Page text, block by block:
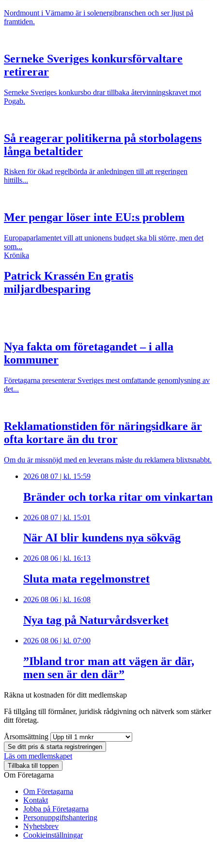
Nordmount i Värnamo är i solenergibranschen och ser ljust på
framtiden.
Serneke Sveriges konkursförvaltare
retirerar
Serneke Sveriges konkursbo drar tillbaka återvinningskravet mot
Pogab.
Så reagerar politikerna på storbolagens
långa betaltider
Risken för ökad regelbörda är anledningen till att regeringen
hittills...
Mer pengar löser inte EU:s problem
Europaparlamentet vill att unionens budget ska bli större, men det
som...
Krönika
Patrick Krassén En gratis
miljardbesparing
Nya fakta om företagandet – i alla
kommuner
Företagarna presenterar Sveriges mest omfattande genomlysning av
det...
Reklamationstiden för näringsidkare är
ofta kortare än du tror
Om du är missnöjd med en leverans måste du reklamera blixtsnabbt.
2026 08 07 | kl. 15:59
Bränder och torka ritar om vinkartan
2026 08 07 | kl. 15:01
När AI blir kundens nya sökväg
2026 08 06 | kl. 16:13
Sluta mata regelmonstret
2026 08 06 | kl. 16:08
Nya tag på Naturvårdsverket
2026 08 06 | kl. 07:00
”Ibland tror man att vägen är där,
men sen är den där”
Räkna ut kostnaden för ditt medlemskap
Få tillgång till förmåner, juridisk rådgivning och nätverk som stärker
ditt företag.
Årsomsättning
Se ditt pris & starta registreringen
Läs om medlemskapet
Tillbaka till toppen
Om Företagarna
Om Företagarna
Kontakt
Jobba på Företagarna
Personuppgiftshantering
Nyhetsbrev
Cookieinställningar